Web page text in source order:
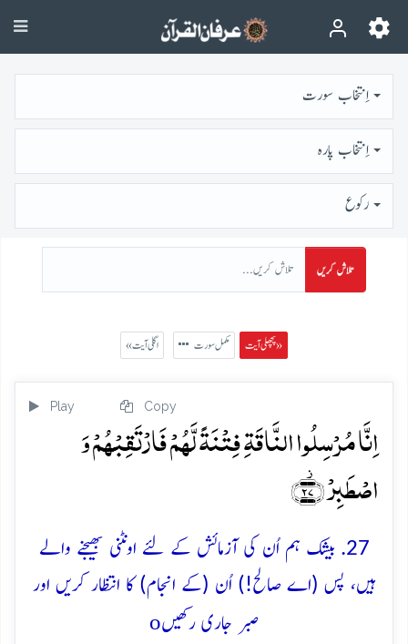
اِنتخاب سورت
اِنتخاب پارہ
رُكوع
تلاش کریں
پچھلی آیت » مکمل سورت « اگلی آیت
Play Copy
اِنَّا مُرۡسِلُوا النَّاقَۃِ فِتۡنَۃً لَّہُمۡ فَارۡتَقِبۡہُمۡ وَ
اصۡطَبِرۡ ﴿۫۲۷﴾
27. بیشک ہم اُن کی آزمائش کے لئے اونٹنی بھیجنے والے
ہیں، پس (اے صالح!) اُن (کے انجام) کا انتظار کریں اور
صبر جاری رکھیںo